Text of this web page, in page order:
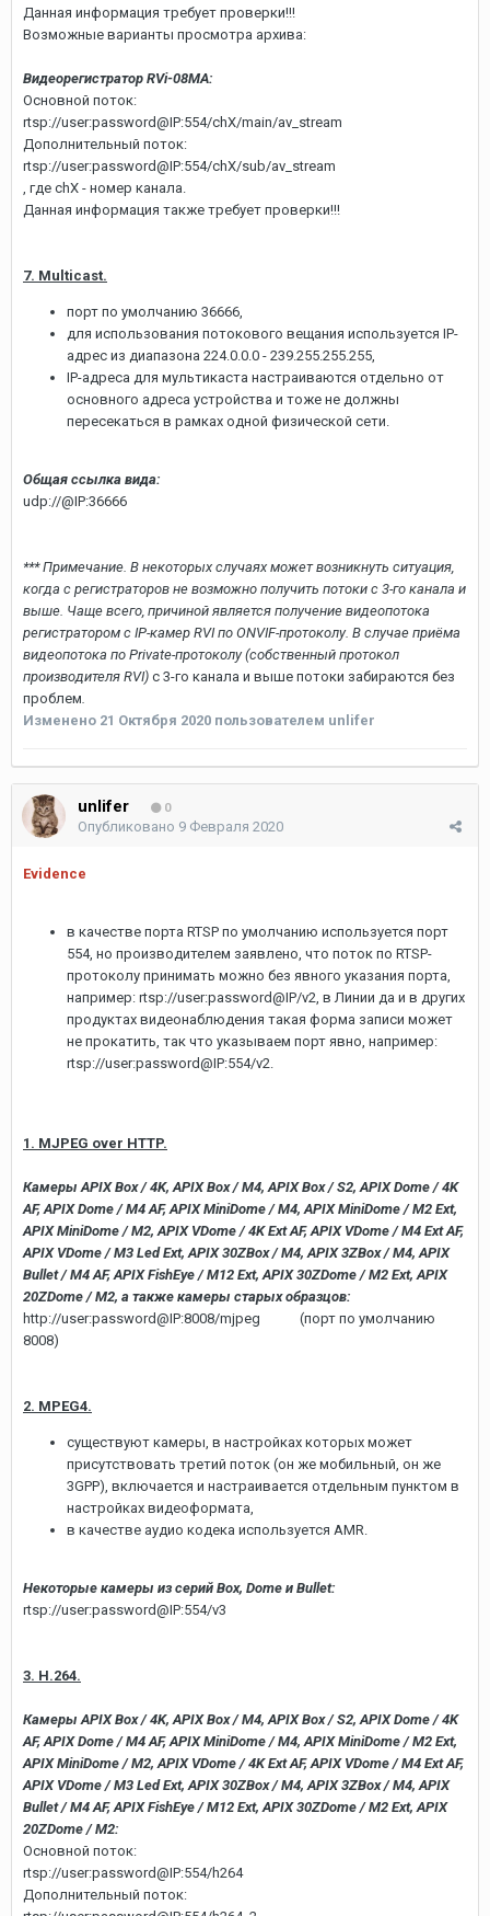
Данная информация требует проверки!!!
Возможные варианты просмотра архива:
Видеорегистратор RVi-08MA:
Основной поток:
rtsp://user:password@IP:554/chX/main/av_stream
Дополнительный поток:
rtsp://user:password@IP:554/chX/sub/av_stream
, где chX - номер канала.
Данная информация также требует проверки!!!
7. Multicast.
порт по умолчанию 36666,
для использования потокового вещания используется IP-
адрес из диапазона 224.0.0.0 - 239.255.255.255,
IP-адреса для мультикаста настраиваются отдельно от
основного адреса устройства и тоже не должны
пересекаться в рамках одной физической сети.
Общая ссылка вида:
udp://@IP:36666
*** Примечание. В некоторых случаях может возникнуть ситуация,
когда с регистраторов не возможно получить потоки с 3-го канала и
выше. Чаще всего, причиной является получение видеопотока
регистратором с IP-камер RVI по ONVIF-протоколу. В случае приёма
видеопотока по Private-протоколу (собственный протокол
производителя RVI) с 3-го канала и выше потоки забираются без
проблем
Изменено 21 Октября 2020 пользователем unlifer
unlifer 0
Опубликовано 9 Февраля 2020
Evidence
в качестве порта RTSP по умолчанию используется порт
554, но производителем заявлено, что поток по RTSP-
протоколу принимать можно без явного указания порта,
например: rtsp://user:password@IP/v2, в Линии да и в других
продуктах видеонаблюдения такая форма записи может
не прокатить, так что указываем порт явно, например:
rtsp://user:password@IP:554/v2.
1. MJPEG over HTTP.
Камеры APIX Box / 4K, APIX Box / M4, APIX Box / S2, APIX Dome / 4K
AF, APIX Dome / M4 AF, APIX MiniDome / M4, APIX MiniDome / M2 Ext,
APIX MiniDome / M2, APIX VDome / 4K Ext AF, APIX VDome / M4 Ext AF,
APIX VDome / M3 Led Ext, APIX 30ZBox / M4, APIX 3ZBox / M4, APIX
Bullet / M4 AF, APIX FishEye / M12 Ext, APIX 30ZDome / M2 Ext, APIX
20ZDome / M2, а также камеры старых образцов:
http://user:password@IP:8008/mjpeg (порт по умолчанию
8008)
2. MPEG4.
существуют камеры, в настройках которых может
присутствовать третий поток (он же мобильный, он же
3GPP), включается и настраивается отдельным пунктом в
настройках видеоформата,
в качестве аудио кодека используется AMR.
Некоторые камеры из серий Box, Dome и Bullet:
rtsp://user:password@IP:554/v3
3. H.264.
Камеры APIX Box / 4K, APIX Box / M4, APIX Box / S2, APIX Dome / 4K
AF, APIX Dome / M4 AF, APIX MiniDome / M4, APIX MiniDome / M2 Ext,
APIX MiniDome / M2, APIX VDome / 4K Ext AF, APIX VDome / M4 Ext AF,
APIX VDome / M3 Led Ext, APIX 30ZBox / M4, APIX 3ZBox / M4, APIX
Bullet / M4 AF, APIX FishEye / M12 Ext, APIX 30ZDome / M2 Ext, APIX
20ZDome / M2:
Основной поток:
rtsp://user:password@IP:554/h264
Дополнительный поток: